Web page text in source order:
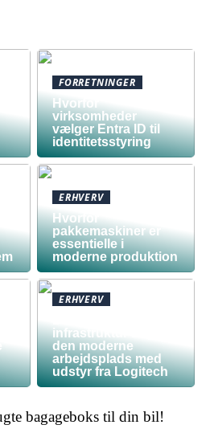
FORRETNINGER
Hvorfor
virksomheder
vælger Entra ID til
identitetsstyring
ERHVERV
Hvorfor
pakkemaskiner er
essentielle i
moderne produktion
ERHVERV
infrastruktur bag
den moderne
arbejdsplads med
udstyr fra Logitech
bagageboks til din bil!